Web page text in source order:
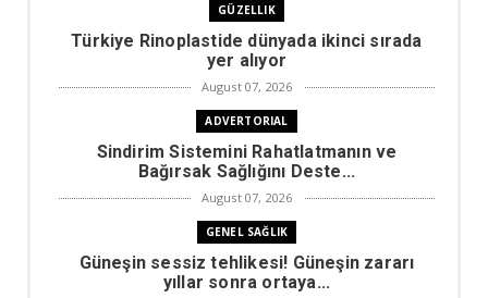
GÜZELLIK
Türkiye Rinoplastide dünyada ikinci sırada
yer alıyor
August 07, 2026
ADVERTORIAL
Sindirim Sistemini Rahatlatmanın ve
Bağırsak Sağlığını Deste...
August 07, 2026
GENEL SAĞLIK
Güneşin sessiz tehlikesi! Güneşin zararı
yıllar sonra ortaya...